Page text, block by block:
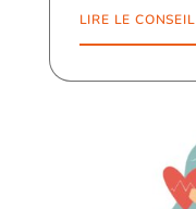
LIRE LE CONSEIL